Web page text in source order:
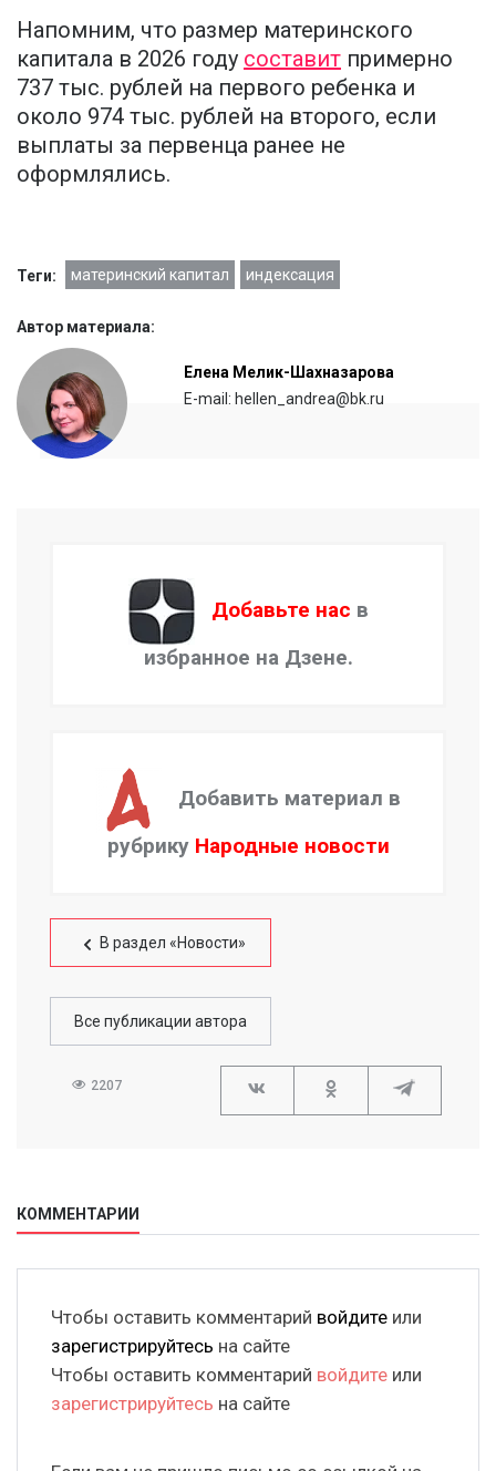
Напомним, что размер материнского
капитала в 2026 году составит примерно
737 тыс. рублей на первого ребенка и
около 974 тыс. рублей на второго, если
выплаты за первенца ранее не
оформлялись.
Теги: материнский капитал индексация
Автор материала:
Елена Мелик-Шахназарова
E-mail: hellen_andrea@bk.ru
Добавьте нас в
избранное на Дзене.
Добавить материал в
рубрику Народные новости
В раздел «Новости»
Все публикации автора
2207
КОММЕНТАРИИ
Чтобы оставить комментарий войдите или
зарегистрируйтесь на сайте
Чтобы оставить комментарий войдите или
зарегистрируйтесь на сайте